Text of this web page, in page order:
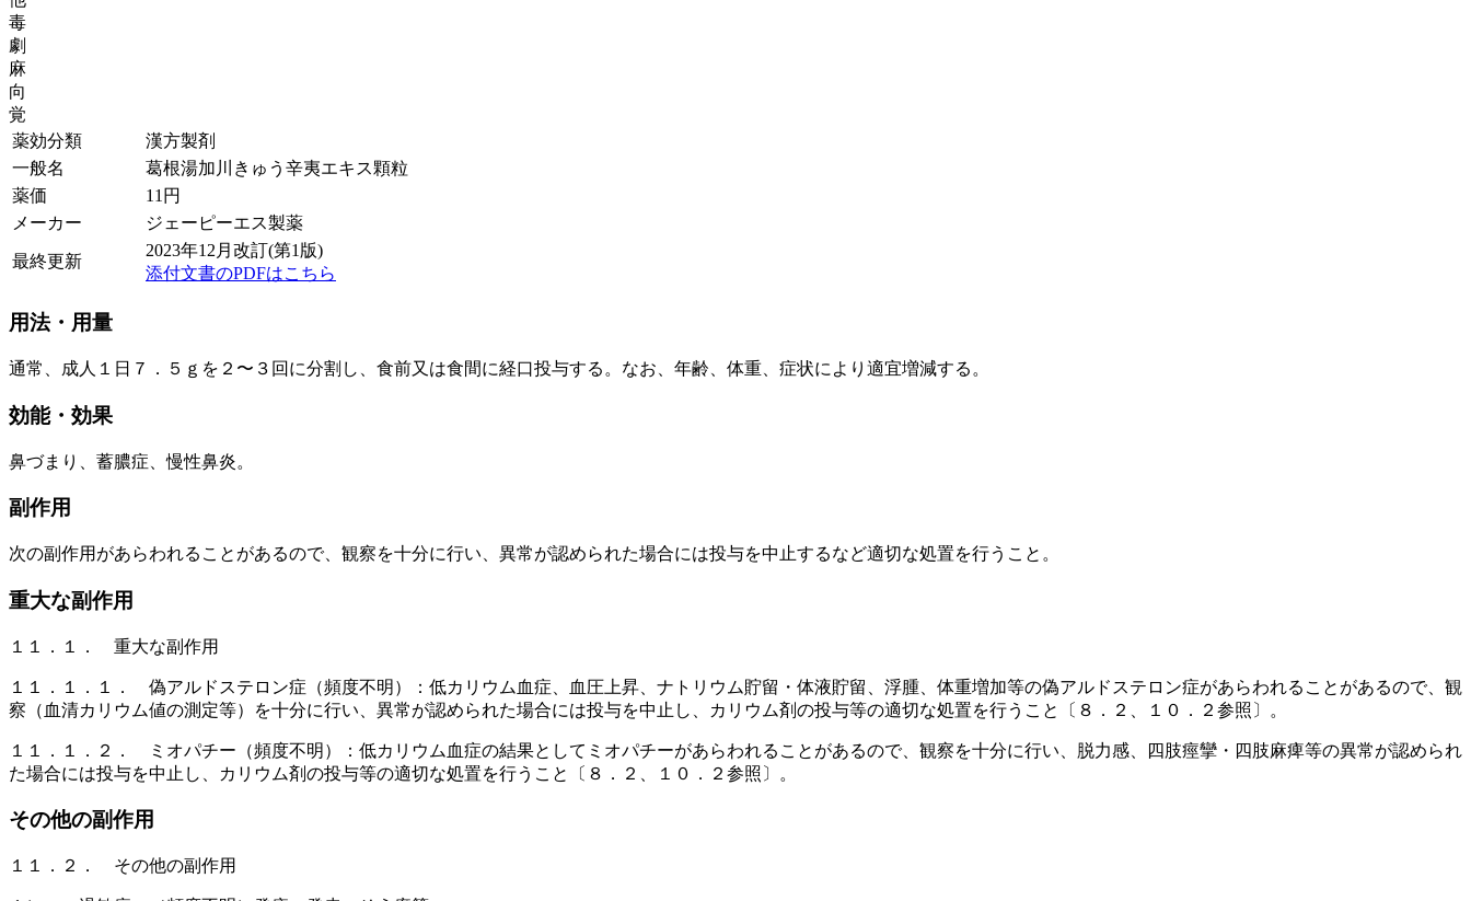
毒
劇
麻
向
覚
薬効分類
漢方製剤
一般名
葛根湯加川きゅう辛夷エキス顆粒
薬価
11 円
メーカー
ジェーピーエス製薬
最終更新
2023年12月改訂(第1版)
添付文書のPDFはこちら
用法・用量
通常、成人１日７．５ｇを２〜３回に分割し、食前又は食間に経口投与する。なお、年齢、体重、症状により適宜増減する。
効能・効果
鼻づまり、蓄膿症、慢性鼻炎。
副作用
次の副作用があらわれることがあるので、観察を十分に行い、異常が認められた場合には投与を中止するなど適切な処置を行うこと。
重大な副作用
１１．１． 重大な副作用
１１．１．１． 偽アルドステロン症（頻度不明）：低カリウム血症、血圧上昇、ナトリウム貯留・体液貯留、浮腫、体重増加等の偽アルドステロン症があらわれることがあるので、観
察（血清カリウム値の測定等）を十分に行い、異常が認められた場合には投与を中止し、カリウム剤の投与等の適切な処置を行うこと〔８．２、１０．２参照〕。
１１．１．２． ミオパチー（頻度不明）：低カリウム血症の結果としてミオパチーがあらわれることがあるので、観察を十分に行い、脱力感、四肢痙攣・四肢麻痺等の異常が認められ
た場合には投与を中止し、カリウム剤の投与等の適切な処置を行うこと〔８．２、１０．２参照〕。
その他の副作用
１１．２． その他の副作用